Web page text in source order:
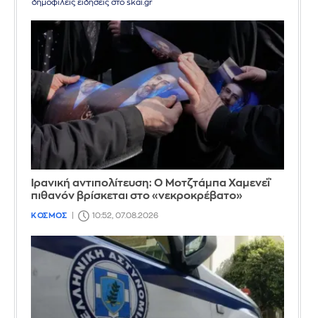
δημοφιλείς ειδήσεις στο skai.gr
Ιρανική αντιπολίτευση: Ο Μοτζτάμπα Χαμενεΐ
πιθανόν βρίσκεται στο «νεκροκρέβατο»
ΚΟΣΜΟΣ 10:52, 07.08.2026